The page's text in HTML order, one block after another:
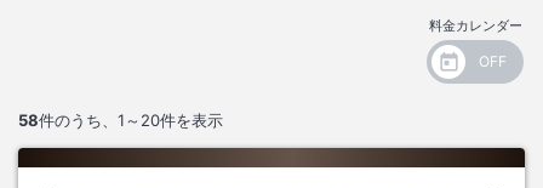
料金カレンダー
58件のうち、 1～20件を表示